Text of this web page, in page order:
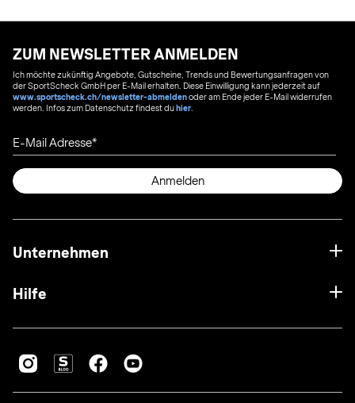
ZUM NEWSLETTER ANMELDEN
Ich möchte zukünftig Angebote, Gutscheine, Trends und Bewertungsanfragen von
der SportScheck GmbH per E-Mail erhalten. Diese Einwilligung kann jederzeit auf
www.sportscheck.ch/newsletter-abmeldenoder am Ende jeder E-Mail widerrufen
werden. Infos zum Datenschutz findest duhier
E-Mail Adresse
Anmelden
Unternehmen
Hilfe